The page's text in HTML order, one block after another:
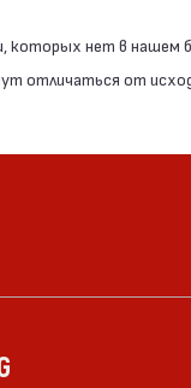
которых нет в нашем
отличаться от